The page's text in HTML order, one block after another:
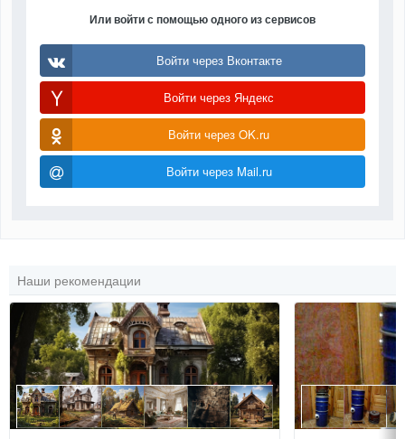
Или войти с помощью одного из сервисов
Войти через Вконтакте
Войти через Яндекс
Войти через OK.ru
Войти через Mail.ru
Наши рекомендации